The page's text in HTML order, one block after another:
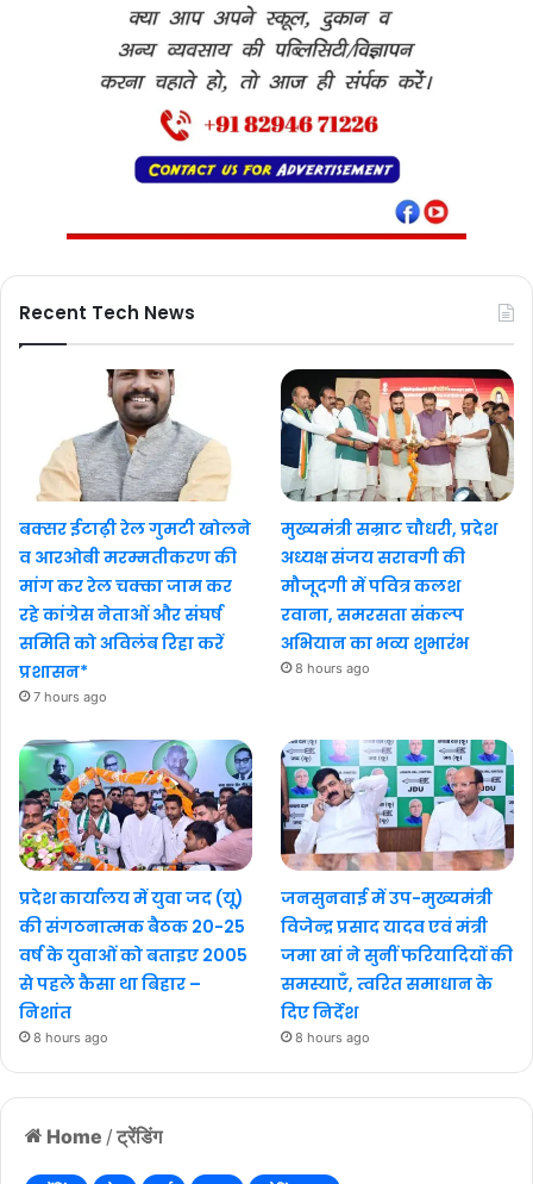
Home / ट्रेंडिंग
Recent Tech News
बक्सर ईटाढ़ी रेल गुमटी खोलने
व आरओबी मरम्मतीकरण की
मांग कर रेल चक्का जाम कर
रहे कांग्रेस नेताओं और संघर्ष
समिति को अविलंब रिहा करें
प्रशासन*
7 hours ago
मुख्यमंत्री सम्राट चौधरी, प्रदेश
अध्यक्ष संजय सरावगी की
मौजूदगी में पवित्र कलश
रवाना, समरसता संकल्प
अभियान का भव्य शुभारंभ
8 hours ago
प्रदेश कार्यालय में युवा जद (यू)
की संगठनात्मक बैठक 20-25
वर्ष के युवाओं को बताइए 2005
से पहले कैसा था बिहार –
निशांत
8 hours ago
जनसुनवाई में उप-मुख्यमंत्री
विजेन्द्र प्रसाद यादव एवं मंत्री
जमा खां ने सुनीं फरियादियों की
समस्याएँ, त्वरित समाधान के
दिए निर्देश
8 hours ago